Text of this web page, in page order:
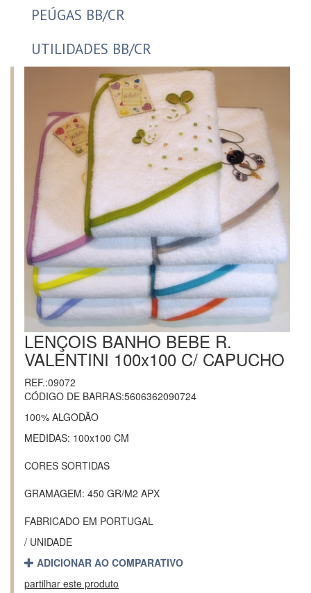
PEÚGAS BB/CR
UTILIDADES BB/CR
LENÇOIS BANHO BEBE R.
VALENTINI 100x100 C/ CAPUCHO
REF.:09072
CÓDIGO DE BARRAS:5606362090724
100% ALGODÃO
MEDIDAS: 100x100 CM
CORES SORTIDAS
GRAMAGEM: 450 GR/M2 APX
FABRICADO EM PORTUGAL
/ UNIDADE
ADICIONAR AO COMPARATIVO
partilhar este produto